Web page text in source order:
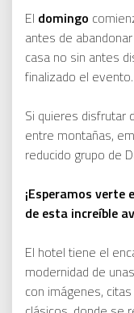
El domingo
antes de
casa no sin antes
finalizado el evento.
Si quieres disfrutar
entre montañas,
reducido grupo de
¡Esperamos
de esta increíble
El hotel tiene el
modernidad de
con imágenes,